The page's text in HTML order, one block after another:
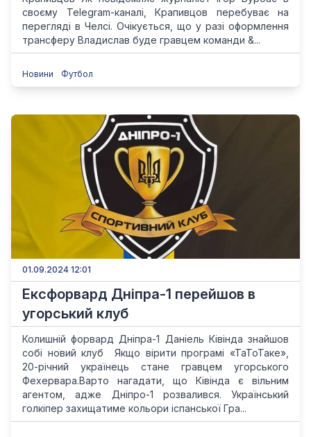
своєму Telegram-каналі, Крапивцов перебуває на
перегляді в Челсі. Очікується, що у разі оформлення
трансферу Владислав буде гравцем команди &...
Новини Футбол
01.09.2024 12:01
Ексфорвард Дніпра-1 перейшов в
угорський клуб
Колишній форвард Дніпра-1 Даніель Ківінда знайшов
собі новий клуб Якщо вірити програмі «ТаТоТаке»,
20-річний українець стане гравцем угорського
Фехервара.Варто нагадати, що Ківінда є вільним
агентом, адже Дніпро-1 розвалився. Український
голкіпер захищатиме кольори іспанської Гра...